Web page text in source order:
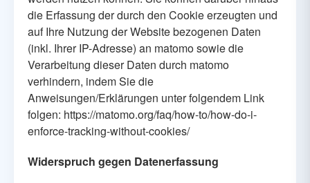
die Erfassung der durch den Cookie erzeugten und
auf Ihre Nutzung der Website bezogenen Daten
(inkl. Ihrer IP-Adresse) an matomo sowie die
Verarbeitung dieser Daten durch matomo
verhindern, indem Sie die
Anweisungen/Erklärungen unter folgendem Link
folgen: https://matomo.org/faq/how-to/how-do-i-
enforce-tracking-without-cookies/
Widerspruch gegen Datenerfassung